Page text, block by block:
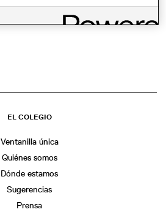
EL COLEGIO
Ventanilla única
Quiénes somos
Dónde estamos
Sugerencias
Prensa